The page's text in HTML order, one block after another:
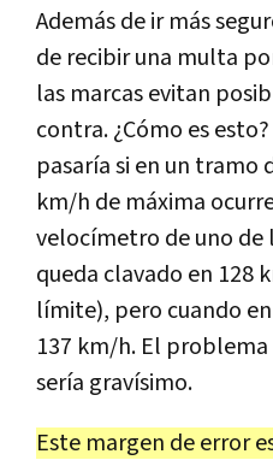
Además de ir más
de recibir una multa
las marcas evitan
contra. ¿Cómo es
pasaría si en un tramo
km/h de máxima
velocímetro de uno de
queda clavado en 128
límite), pero cuando
137 km/h. El problema
sería gravísimo.
Este margen de error